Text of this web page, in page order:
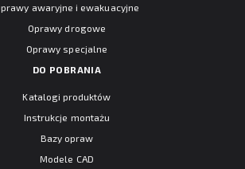
awaryjne i ewakuacyjne
Oprawy drogowe
Oprawy specjalne
DO POBRANIA
Katalogi produktów
Instrukcje montażu
Bazy opraw
Modele CAD